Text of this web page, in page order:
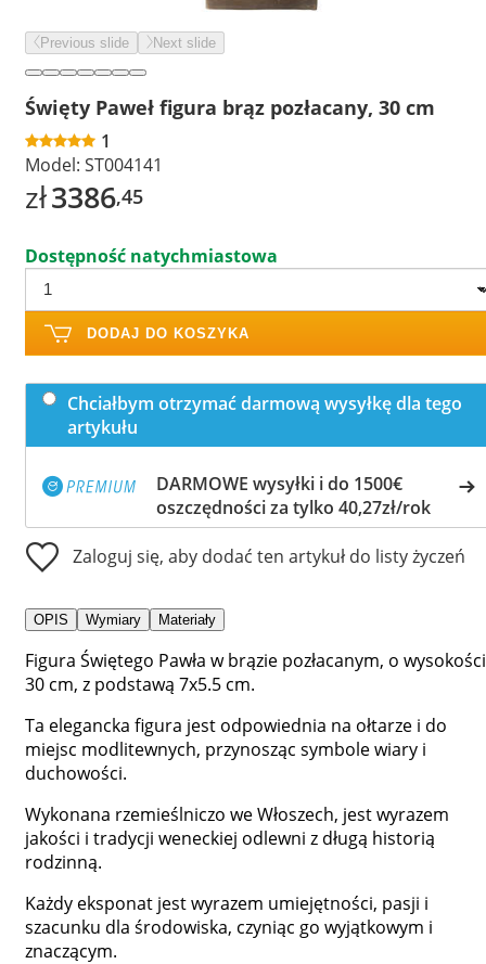
Previous slide Next slide
Święty Paweł figura brąz pozłacany, 30 cm
1
Model: ST004141
zł3386,45
Dostępność natychmiastowa
DODAJ DO KOSZYKA
Chciałbym otrzymać darmową wysyłkę dla tego
artykułu
DARMOWE wysyłki i do 1500€
oszczędności za tylko 40,27zł/rok
Zaloguj się, aby dodać ten artykuł do listy życzeń
OPIS Wymiary Materiały
Figura Świętego Pawła w brązie pozłacanym, o wysokości
30 cm, z podstawą 7x5.5 cm.
Ta elegancka figura jest odpowiednia na ołtarze i do
miejsc modlitewnych, przynosząc symbole wiary i
duchowości.
Wykonana rzemieślniczo we Włoszech, jest wyrazem
jakości i tradycji weneckiej odlewni z długą historią
rodzinną.
Każdy eksponat jest wyrazem umiejętności, pasji i
szacunku dla środowiska, czyniąc go wyjątkowym i
znaczącym.